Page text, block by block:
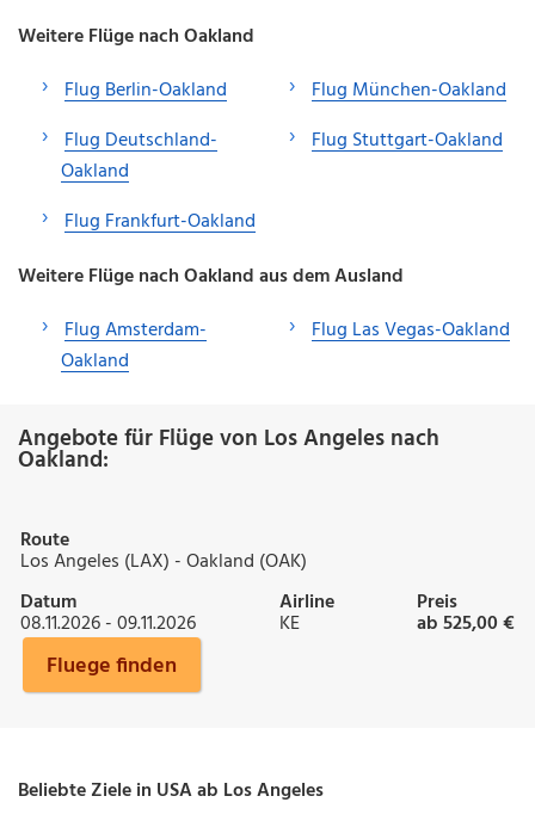
Weitere Flüge nach Oakland
Flug Berlin-Oakland
Flug Deutschland-
Oakland
Flug Frankfurt-Oakland
Flug München-Oakland
Flug Stuttgart-Oakland
Weitere Flüge nach Oakland aus dem Ausland
Flug Amsterdam-
Oakland
Flug Las Vegas-Oakland
Angebote für Flüge von Los Angeles nach
Oakland:
Route
Los Angeles (LAX) - Oakland (OAK)
Datum
08.11.2026 - 09.11.2026
Airline
KE
Preis
ab 525,00 €
Fluege finden
Beliebte Ziele in USA ab Los Angeles